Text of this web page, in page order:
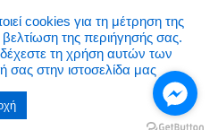
- Design by Dstream
cookies για τη μέτρηση της
βελτίωση της περιήγησής σας.
τη χρήση αυτών των
σας στην ιστοσελίδα μας